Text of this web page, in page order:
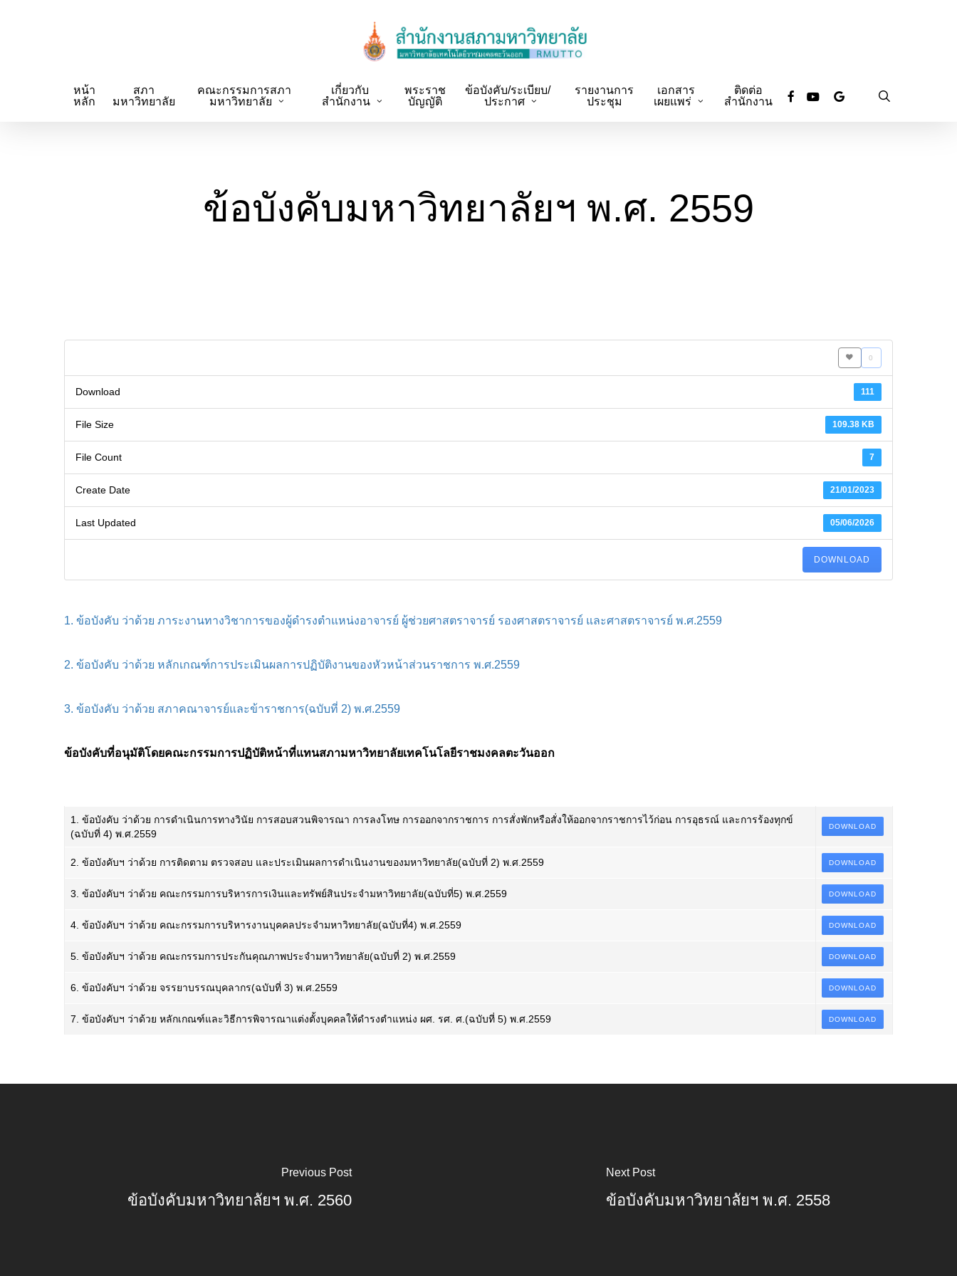
หน้า
หลัก
สภา
มหาวิทยาลัย
คณะกรรมการสภา
มหาวิทยาลัย
เกี่ยวกับ
สำนักงาน
พระราช
บัญญัติ
ข้อบังคับ/ระเบียบ/
ประกาศ
รายงานการ
ประชุม
เอกสาร
เผยแพร่
ติดต่อ
สำนักงาน
facebookyoutubegoogle-
ข้อบังคับมหาวิทยาลัยฯ พ.ศ. 2559
0
111
Download
109.38 KB
File Size
7
File Count
21/01/2023
Create Date
05/06/2026
Last Updated
DOWNLOAD
1. ข้อบังคับ ว่าด้วย ภาระงานทางวิชาการของผู้ดำรงตำแหน่งอาจารย์ ผู้ช่วยศาสตราจารย์ รองศาสตราจารย์ และศาสตราจารย์ พ.ศ.2559
2. ข้อบังคับ ว่าด้วย หลักเกณฑ์การประเมินผลการปฏิบัติงานของหัวหน้าส่วนราชการ พ.ศ.2559
3. ข้อบังคับ ว่าด้วย สภาคณาจารย์และข้าราชการ(ฉบับที่ 2) พ.ศ.2559
ข้อบังคับที่อนุมัติโดยคณะกรรมการปฏิบัติหน้าที่แทนสภามหาวิทยาลัยเทคโนโลยีราชมงคลตะวันออก
1. ข้อบังคับ ว่าด้วย การดำเนินการทางวินัย การสอบสวนพิจารณา การลงโทษ การออกจากราชการ การสั่งพักหรือสั่งให้ออกจากราชการไว้ก่อน การอุธรณ์ และการร้องทุกข์
(ฉบับที่ 4) พ.ศ.2559
DOWNLOAD
2. ข้อบังคับฯ ว่าด้วย การติดตาม ตรวจสอบ และประเมินผลการดำเนินงานของมหาวิทยาลัย(ฉบับที่ 2) พ.ศ.2559 DOWNLOAD
3. ข้อบังคับฯ ว่าด้วย คณะกรรมการบริหารการเงินและทรัพย์สินประจำมหาวิทยาลัย(ฉบับที่5) พ.ศ.2559 DOWNLOAD
4. ข้อบังคับฯ ว่าด้วย คณะกรรมการบริหารงานบุคคลประจำมหาวิทยาลัย(ฉบับที่4) พ.ศ.2559 DOWNLOAD
5. ข้อบังคับฯ ว่าด้วย คณะกรรมการประกันคุณภาพประจำมหาวิทยาลัย(ฉบับที่ 2) พ.ศ.2559 DOWNLOAD
6. ข้อบังคับฯ ว่าด้วย จรรยาบรรณบุคลากร(ฉบับที่ 3) พ.ศ.2559 DOWNLOAD
7. ข้อบังคับฯ ว่าด้วย หลักเกณฑ์และวิธีการพิจารณาแต่งตั้งบุคคลให้ดำรงตำแหน่ง ผศ. รศ. ศ.(ฉบับที่ 5) พ.ศ.2559 DOWNLOAD
Previous Post
ข้อบังคับมหาวิทยาลัยฯ พ.ศ. 2560
Next Post
ข้อบังคับมหาวิทยาลัยฯ พ.ศ. 2558